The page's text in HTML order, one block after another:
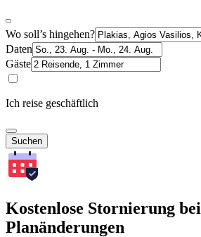
Wo soll’s hingehen?
Daten
Gäste
Ich reise geschäftlich
Suchen
Kostenlose Stornierung bei
Planänderungen